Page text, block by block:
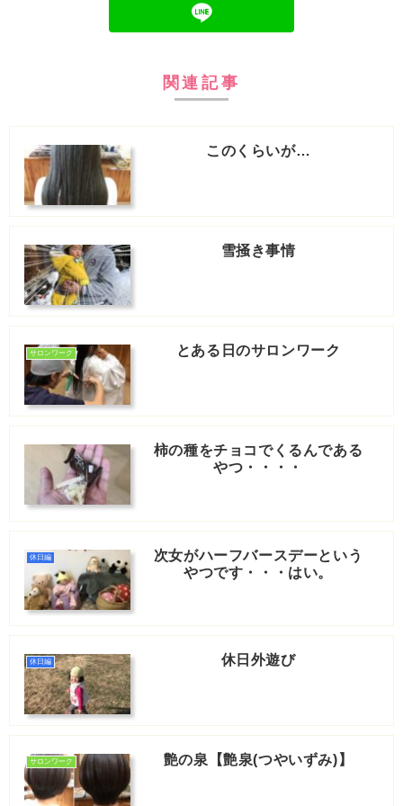
関連記事
このくらいが…
雪掻き事情
サロンワーク とある日のサロンワーク
柿の種をチョコでくるんである
やつ・・・・
休日編
次女がハーフバースデーという
やつです・・・はい。
休日編 休日外遊び
サロンワーク 艶の泉【艶泉(つやいずみ)】